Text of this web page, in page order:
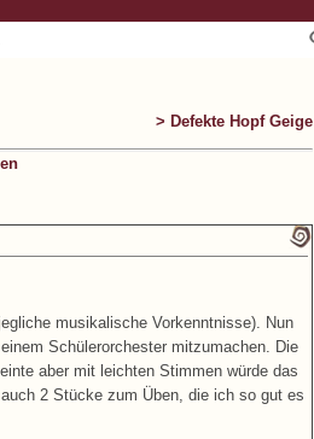
> Defekte Hopf Geige
musikalische Vorkenntnisse). Nun
Schülerorchester mitzumachen. Die
aber mit leichten Stimmen würde das
2 Stücke zum Üben, die ich so gut es